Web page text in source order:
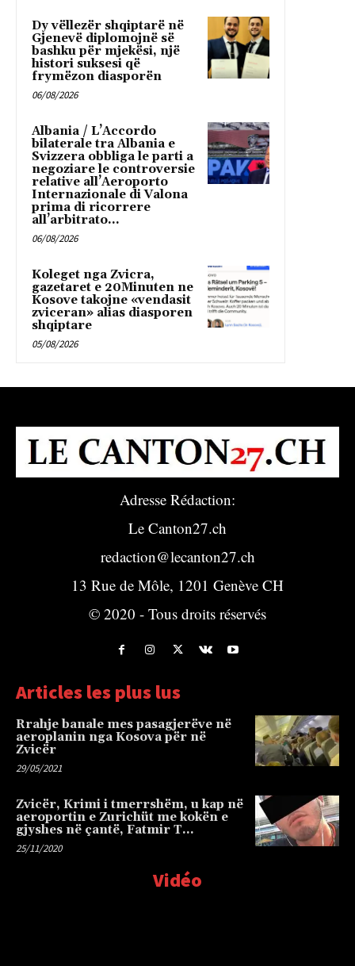
Dy vëllezër shqiptarë në
Gjenevë diplomojnë së
bashku për mjekësi, një
histori suksesi që
frymëzon diasporën
06/08/2026
Albania / L’Accordo
bilaterale tra Albania e
Svizzera obbliga le parti a
negoziare le controversie
relative all’Aeroporto
Internazionale di Valona
prima di ricorrere
all’arbitrato...
06/08/2026
Koleget nga Zvicra,
gazetaret e 20Minuten ne
Kosove takojne «vendasit
zviceran» alias diasporen
shqiptare
05/08/2026
Adresse Rédaction:
Le Canton27.ch
redaction@lecanton27.ch
13 Rue de Môle, 1201 Genève CH
© 2020 - Tous droits réservés
Articles les plus lus
Rrahje banale mes pasagjerëve në
aeroplanin nga Kosova për në
Zvicër
29/05/2021
Zvicër, Krimi i tmerrshëm, u kap në
aeroportin e Zurichüt me kokën e
gjyshes në çantë, Fatmir T…
25/11/2020
Vidéo